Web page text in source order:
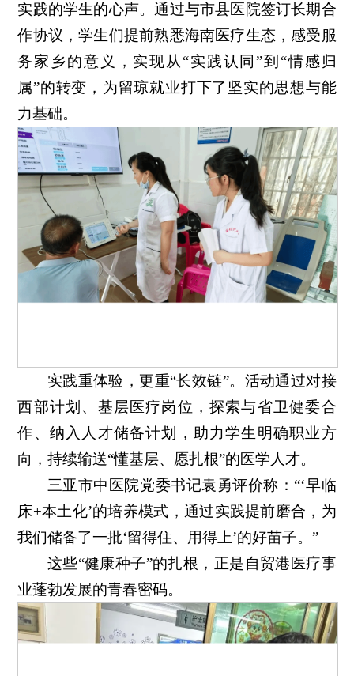
实践的学生的心声。通过与市县医院签订长期合
作协议，学生们提前熟悉海南医疗生态，感受服
务家乡的意义，实现从“实践认同”到“情感归
属”的转变，为留琼就业打下了坚实的思想与能
力基础。
实践重体验，更重“长效链”。活动通过对接
西部计划、基层医疗岗位，探索与省卫健委合
作、纳入人才储备计划，助力学生明确职业方
向，持续输送“懂基层、愿扎根”的医学人才。
三亚市中医院党委书记袁勇评价称：“‘早临
床+本土化’的培养模式，通过实践提前磨合，为
我们储备了一批‘留得住、用得上’的好苗子。”
这些“健康种子”的扎根，正是自贸港医疗事
业蓬勃发展的青春密码。